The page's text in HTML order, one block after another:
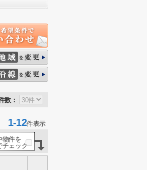
数：
12件表示
物件を
チェック